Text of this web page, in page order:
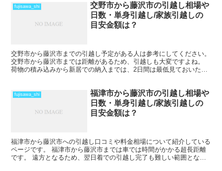
fujisawa_shi
交野市から藤沢市の引越し相場や
日数・単身引越し/家族引越しの
目安金額は？
交野市から藤沢市までの引越し予定がある人は参考にしてください。
交野市から藤沢市までは距離があるため、引越しも大変ですよね。
荷物の積み込みから新居での納入までは、2日間は最低見ておいた方
fujisawa_shi
福津市から藤沢市の引越し相場や
日数・単身引越し/家族引越しの
目安金額は？
福津市から藤沢市への引越し口コミや料金相場について紹介している
ページです。 福津市から藤沢市までは車では時間がかかる超長距離
です。 遠方となるため、翌日着での引越し完了も難しい範囲となり